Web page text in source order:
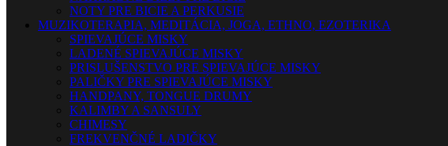
NOTY PRE BICIE A PERKUSIE
MUZIKOTERAPIA, MEDITÁCIA, JOGA, ETHNO, EZOTERIKA
SPIEVAJÚCE MISKY
LADENÉ SPIEVAJÚCE MISKY
PRISLUŠENSTVO PRE SPIEVAJÚCE MISKY
PALIČKY PRE SPIEVAJÚCE MISKY
HANDPANY, TONGUE DRUMY
KALIMBY A SANSULY
CHIMESY
FREKVENČNÉ LADIČKY